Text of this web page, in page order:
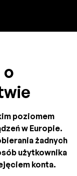
poziomem
w Europie.
żadnych
użytkownika
konta.